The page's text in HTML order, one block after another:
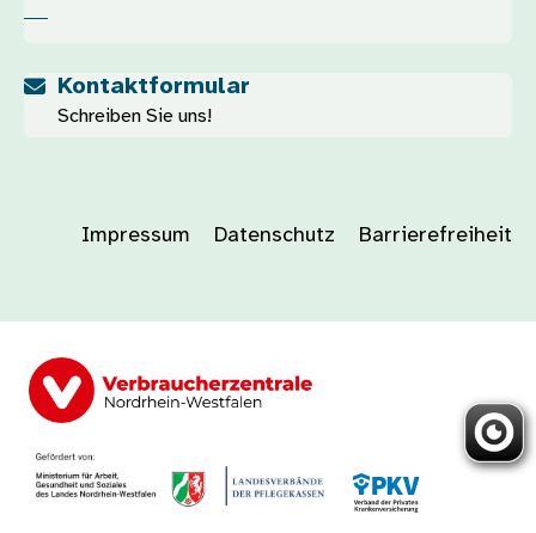
Kontaktformular
Schreiben Sie uns!
Impressum Datenschutz Barrierefreiheit